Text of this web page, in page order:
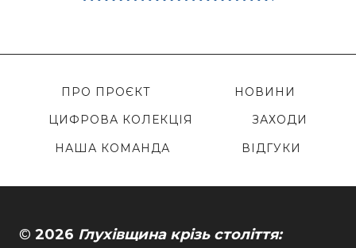
ПРО ПРОЄКТ
НОВИНИ
ЦИФРОВА КОЛЕКЦІЯ
ЗАХОДИ
НАША КОМАНДА
ВІДГУКИ
© 2026 Глухівщина крізь століття: